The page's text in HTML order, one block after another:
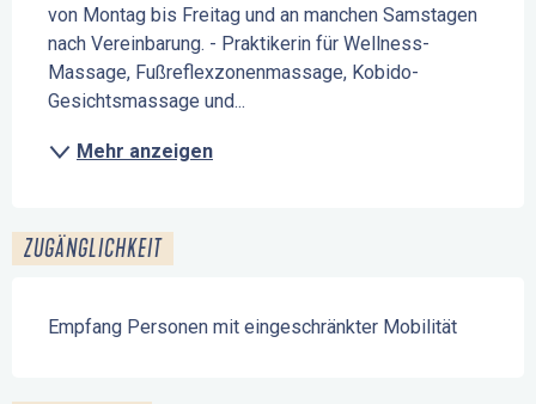
von Montag bis Freitag und an manchen Samstagen
nach Vereinbarung. - Praktikerin für Wellness-
Massage, Fußreflexzonenmassage, Kobido-
Gesichtsmassage und...
Mehr anzeigen
ZUGÄNGLICHKEIT
Empfang Personen mit eingeschränkter Mobilität